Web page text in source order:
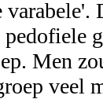
varabele'.
Men
veel